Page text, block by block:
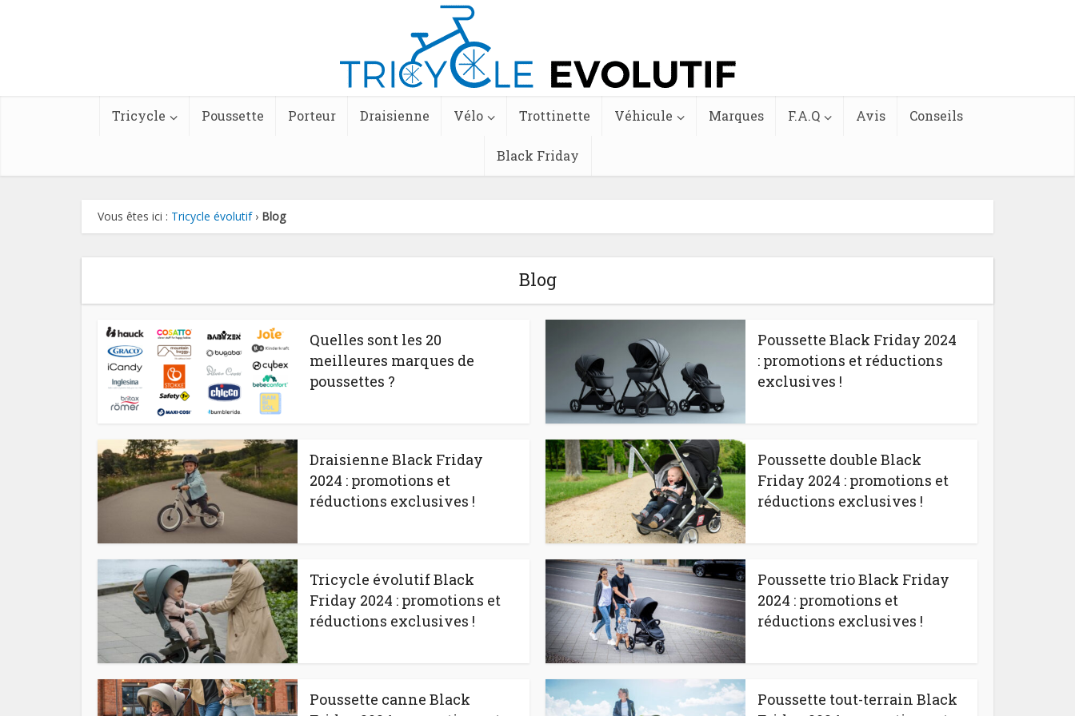
Tricycle Poussette Porteur Draisienne Vélo Trottinette Véhicule Marques F.A.Q Avis Conseils
Black Friday
Vous êtes ici : Tricycle évolutif› Blog
Blog
Quelles sont les 20
meilleures marques de
poussettes ?
Poussette Black Friday 2024
: promotions et réductions
exclusives !
Draisienne Black Friday
2024 : promotions et
réductions exclusives !
Poussette double Black
Friday 2024 : promotions et
réductions exclusives !
Tricycle évolutif Black
Friday 2024 : promotions et
réductions exclusives !
Poussette trio Black Friday
2024 : promotions et
réductions exclusives !
Poussette canne Black
Poussette tout-terrain Black